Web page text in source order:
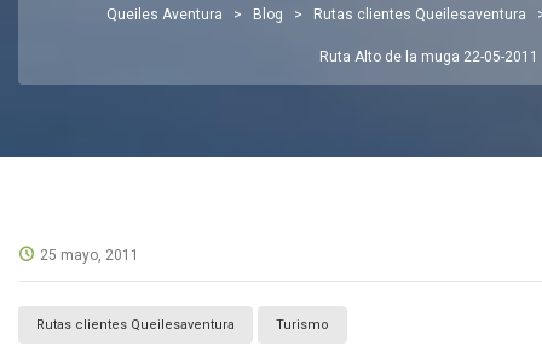
Queiles Aventura > Blog > Rutas clientes Queilesaventura
Ruta Alto de la muga 22-05-2011
25 mayo, 2011
Rutas clientes Queilesaventura Turismo